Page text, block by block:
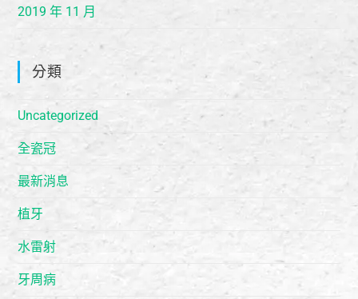
2019 年 11 月
分類
Uncategorized
全瓷冠
最新消息
植牙
水雷射
牙周病